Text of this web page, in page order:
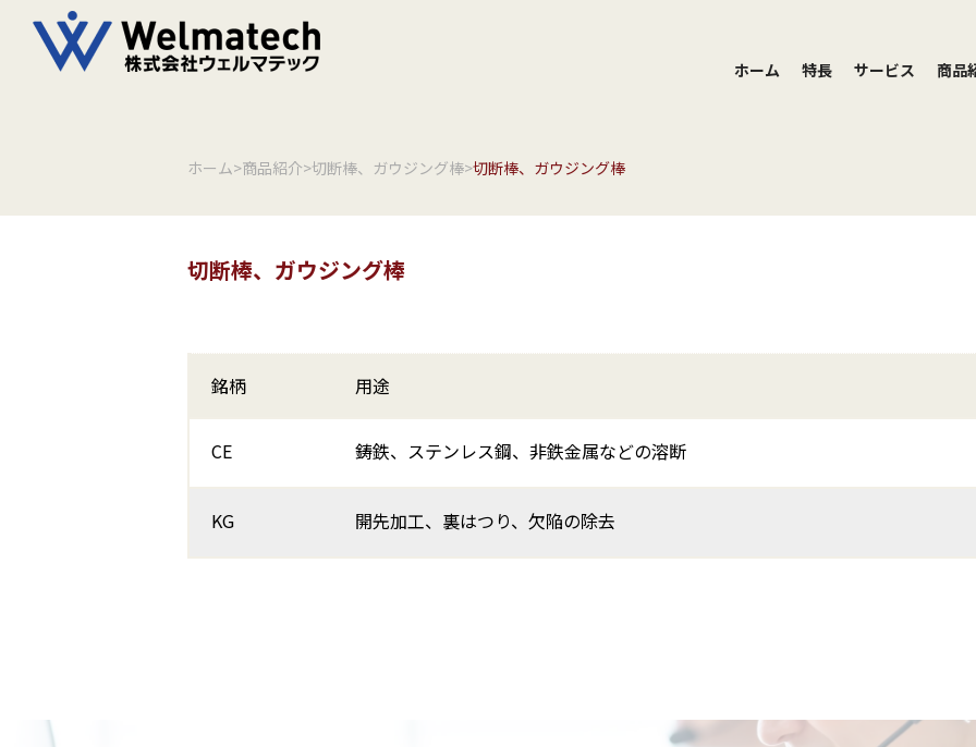
ホーム 特長 サービス 商品
ホーム>商品紹介>切断棒、ガウジング棒>切断棒、ガウジング棒
切断棒、ガウジング棒
銘柄 用途
CE 鋳鉄、ステンレス鋼、非鉄金属などの溶断
KG 開先加工、裏はつり、欠陥の除去